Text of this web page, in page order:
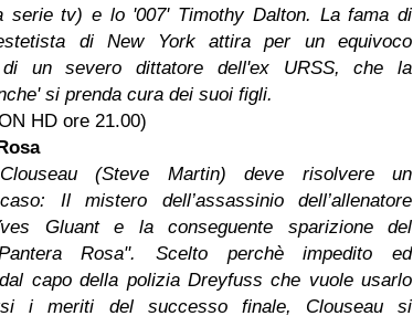
serie tv) e lo '007' Timothy Dalton. La fama di
di New York attira per un equivoco
di un severo dittatore dell'ex URSS, che la
si prenda cura dei suoi figli.
HD ore 21.00)
Clouseau (Steve Martin) deve risolvere un
Il mistero dell’assassinio dell’allenatore
Gluant e la conseguente sparizione del
Rosa". Scelto perchè impedito ed
capo della polizia Dreyfuss che vuole usarlo
i meriti del successo finale, Clouseau si